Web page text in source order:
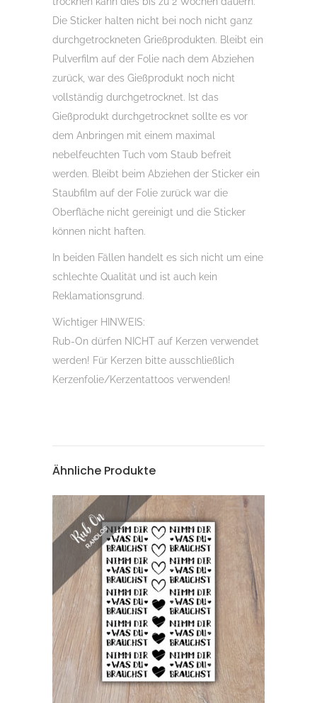
Die Sticker halten nicht bei noch nicht ganz
durchgetrockneten Grießprodukten. Bleibt ein
Pulverfilm auf der Folie nach dem Abziehen
zurück, war des Gießprodukt noch nicht
vollständig durchgetrocknet. Ist das
Gießprodukt durchgetrocknet sollte es vor
dem Anbringen mit einem maximal
nebelfeuchten Tuch vom Staub befreit
werden. Bleibt beim Abziehen der Sticker ein
Staubfilm auf der Folie zurück war die
Oberfläche nicht gereinigt und die Sticker
können nicht haften.
In beiden Fällen handelt es sich nicht um eine
schlechte Qualität und ist auch kein
Reklamationsgrund.
Wichtiger HINWEIS:
Rub-On dürfen NICHT auf Kerzen verwendet
werden! Für Kerzen bitte ausschließlich
Kerzenfolie/Kerzentattoos verwenden!
Ähnliche Produkte